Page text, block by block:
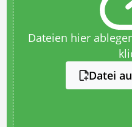
Dateien hier
Datei